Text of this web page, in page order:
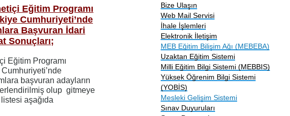
Eğitim Programı
Cumhuriyeti’nde
Başvuran İdari
Sonuçları;
Eğitim Programı
başvuran adayların
olup gitmeye
aşağıda
Bize Ulaşın
Web Mail Servisi
İhale İşlemleri
Elektronik İletişim
MEB Eğitim Bilişim Ağı (MEBEBA)
Uzaktan Eğitim Sistemi
Milli Eğitim Bilgi Sistemi (MEBBIS)
Yüksek Öğrenim Bilgi Sistemi
(YOBİS)
Mesleki Gelişim Sistemi
Sınav Duyuruları